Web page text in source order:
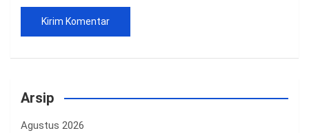
Arsip
Agustus 2026